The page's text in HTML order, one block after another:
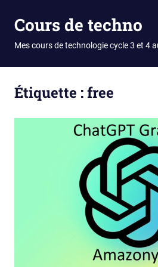
Cours de techno
Mes cours de technologie cycle 3 et 4
Étiquette :free